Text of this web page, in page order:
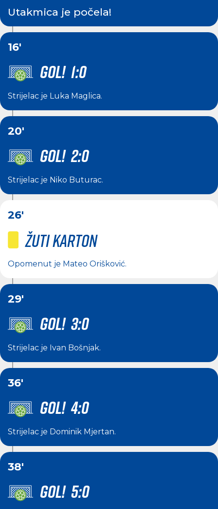
Utakmica je počela!
16'
GOL! 1:0
Strijelac je Luka Maglica.
20'
GOL! 2:0
Strijelac je Niko Buturac.
26'
Žuti karton
Opomenut je Mateo Orišković.
29'
GOL! 3:0
Strijelac je Ivan Bošnjak.
36'
GOL! 4:0
Strijelac je Dominik Mjertan.
38'
GOL! 5:0